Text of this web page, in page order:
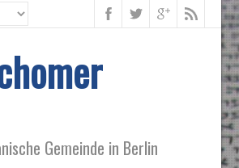
Gemeinde in Berlin